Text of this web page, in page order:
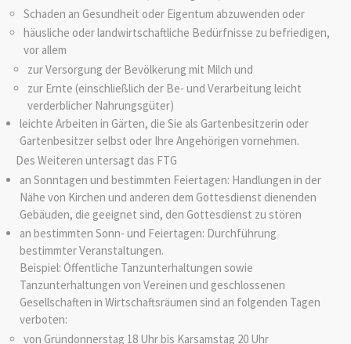
Schaden an Gesundheit oder Eigentum abzuwenden oder
häusliche oder landwirtschaftliche Bedürfnisse zu befriedigen,
vor allem
zur Versorgung der Bevölkerung mit Milch und
zur Ernte (einschließlich der Be- und Verarbeitung leicht
verderblicher Nahrungsgüter)
leichte Arbeiten in Gärten, die Sie als Gartenbesitzerin oder
Gartenbesitzer selbst oder Ihre Angehörigen vornehmen.
Des Weiteren untersagt das FTG
an Sonntagen und bestimmten Feiertagen: Handlungen in der
Nähe von Kirchen und anderen dem Gottesdienst dienenden
Gebäuden, die geeignet sind, den Gottesdienst zu stören
an bestimmten Sonn- und Feiertagen: Durchführung
bestimmter Veranstaltungen.
Beispiel: Öffentliche Tanzunterhaltungen sowie
Tanzunterhaltungen von Vereinen und geschlossenen
Gesellschaften in Wirtschaftsräumen sind an folgenden Tagen
verboten:
von Gründonnerstag 18 Uhr bis Karsamstag 20 Uhr